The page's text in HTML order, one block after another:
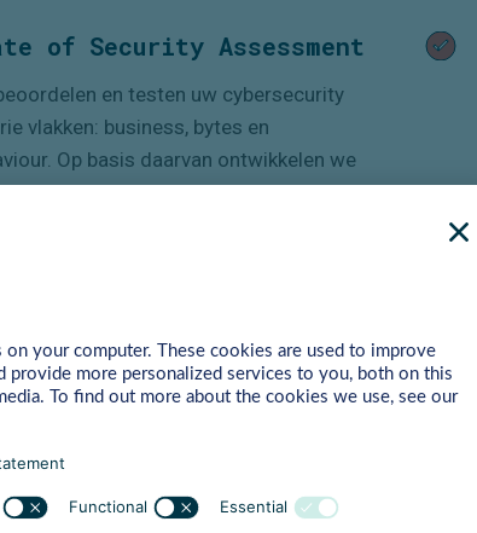
of Security Assessment
en testen uw cybersecurity
vlakken: business, bytes en
. Op basis daarvan ontwikkelen we
roadmap om de risico's
Meer>>
negen maanden een certificaat voor